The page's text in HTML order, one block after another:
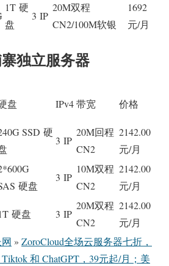
1T 硬
盘
3 IP
20M双程
CN2/100M软银
1692
元/月
独立服务器
盘 IPv4带宽 价格
SSD 硬
3 IP
20M回程
CN2
2142.00
元/月
硬盘
3 IP
10M双程
CN2
2142.00
元/月
硬盘 3 IP
20M双程
CN2
2142.00
元/月
» ZoroCloud全场云服务器七折，
和 ChatGPT，39元起/月；美